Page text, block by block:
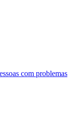
com problemas